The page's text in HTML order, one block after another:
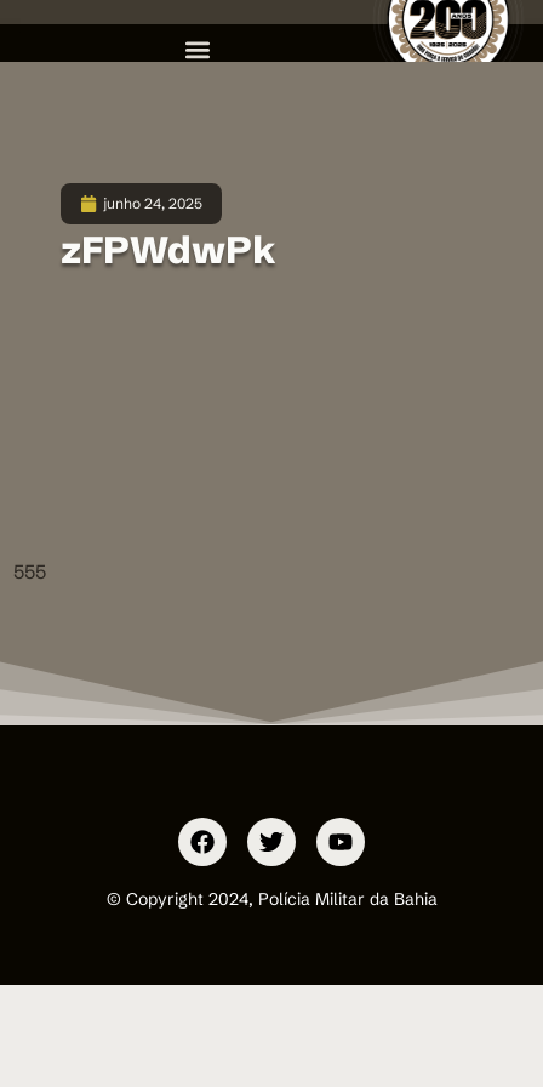
junho 24, 2025
zFPWdwPk
555
© Copyright 2024, Polícia Militar da Bahia